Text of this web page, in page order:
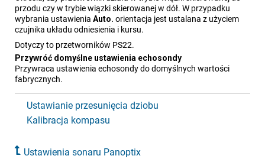
przodu czy w trybie wiązki skierowanej w dół. W przypadku
wybrania ustawienia Auto. orientacja jest ustalana z użyciem
czujnika układu odniesienia i kursu.
Dotyczy to przetworników PS22.
Przywróć domyślne ustawienia echosondy
Przywraca ustawienia echosondy do domyślnych wartości
fabrycznych.
Ustawianie przesunięcia dziobu
Kalibracja kompasu
Ustawienia sonaru Panoptix